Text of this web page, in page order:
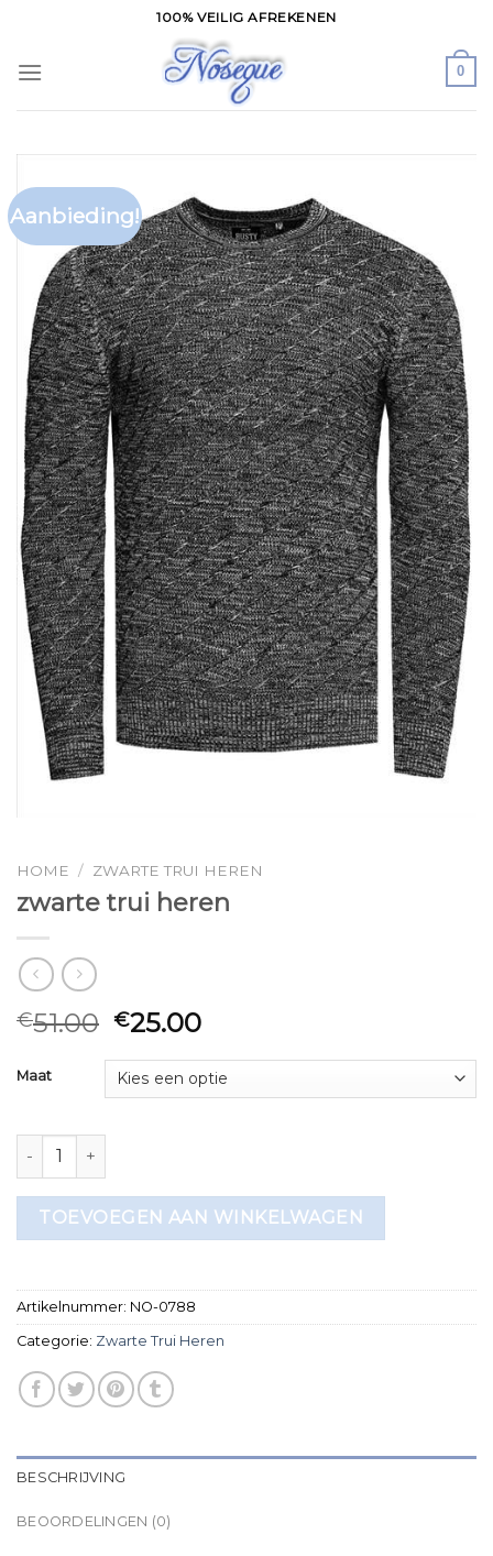
content
100% VEILIG AFREKENEN
0
Aanbieding!
HOME / ZWARTE TRUI HEREN
zwarte trui heren
€51.00 €25.00
Maat
zwarte trui heren aantal
TOEVOEGEN AAN WINKELWAGEN
Artikelnummer: NO-0788
Categorie: Zwarte Trui Heren
BESCHRIJVING
BEOORDELINGEN (0)